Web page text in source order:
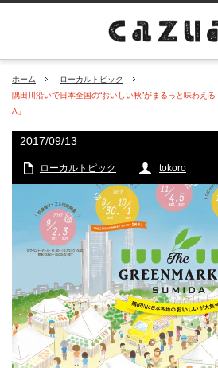
ホーム
ローカルトピック
隅田川沿いで日本全国の“おいしい秋”がまるっと味わえ
A」
2017/09/13
ローカルトピック tokoro